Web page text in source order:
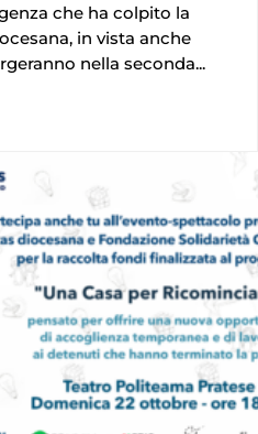
che ha colpito la
in vista anche
nella seconda...